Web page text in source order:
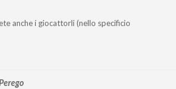
anche i giocattorli (nello specificio